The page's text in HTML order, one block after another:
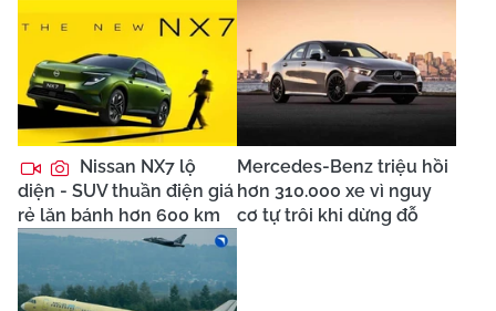
Nissan NX7 lộ
diện - SUV thuần điện giá
rẻ lăn bánh hơn 600 km
Mercedes-Benz triệu hồi
hơn 310.000 xe vì nguy
cơ tự trôi khi dừng đỗ